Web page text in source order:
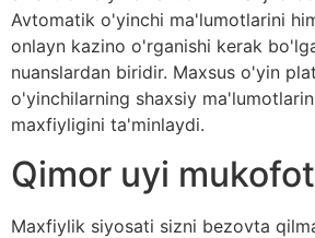
Avtomatik o'yinchi ma'lumotlarini
onlayn kazino o'rganishi kerak
nuanslardan biridir. Maxsus o'yin
o'yinchilarning shaxsiy
maxfiyligini ta'minlaydi.
Qimor uyi
Maxfiylik siyosati sizni bezovta